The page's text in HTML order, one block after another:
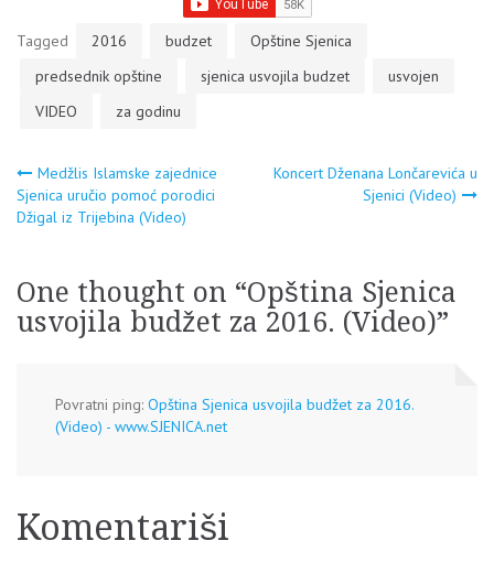
Tagged 2016 budzet
Opštine Sjenica
predsednik opštine
sjenica usvojila budzet
usvojen
VIDEO
za godinu
Navigacija
članaka
Medžlis Islamske zajednice
Sjenica uručio pomoć porodici
Džigal iz Trijebina (Video)
Koncert Dženana Lončarevića u
Sjenici (Video)
One thought on “Opština Sjenica
usvojila budžet za 2016. (Video)”
Povratni ping: Opština Sjenica usvojila budžet za 2016.
(Video) - www.SJENICA.net
Komentariši